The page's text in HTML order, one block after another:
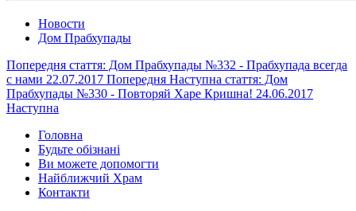
Новости
Дом Прабхупады
Попередня стаття: Дом Прабхупады №332 - Прабхупада всегда
с нами 22.07.2017 Попередня Наступна стаття: Дом
Прабхупады №330 - Повторяй Харе Кришна! 24.06.2017
Наступна
Головна
Будьте обізнані
Ви можете допомогти
Найближчий Храм
Контакти